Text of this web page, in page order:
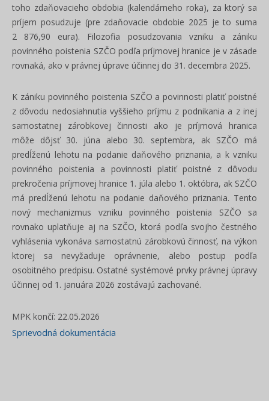
toho zdaňovacieho obdobia (kalendárneho roka), za ktorý sa
príjem posudzuje (pre zdaňovacie obdobie 2025 je to suma
2 876,90 eura). Filozofia posudzovania vzniku a zániku
povinného poistenia SZČO podľa príjmovej hranice je v zásade
rovnaká, ako v právnej úprave účinnej do 31. decembra 2025.
K zániku povinného poistenia SZČO a povinnosti platiť poistné
z dôvodu nedosiahnutia vyššieho príjmu z podnikania a z inej
samostatnej zárobkovej činnosti ako je príjmová hranica
môže dôjsť 30. júna alebo 30. septembra, ak SZČO má
predĺženú lehotu na podanie daňového priznania, a k vzniku
povinného poistenia a povinnosti platiť poistné z dôvodu
prekročenia príjmovej hranice 1. júla alebo 1. októbra, ak SZČO
má predĺženú lehotu na podanie daňového priznania. Tento
nový mechanizmus vzniku povinného poistenia SZČO sa
rovnako uplatňuje aj na SZČO, ktorá podľa svojho čestného
vyhlásenia vykonáva samostatnú zárobkovú činnosť, na výkon
ktorej sa nevyžaduje oprávnenie, alebo postup podľa
osobitného predpisu. Ostatné systémové prvky právnej úpravy
účinnej od 1. januára 2026 zostávajú zachované.
MPK končí: 22.05.2026
Sprievodná dokumentácia